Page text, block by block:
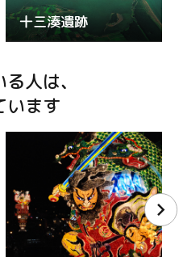
十三湊遺跡
人は、
います